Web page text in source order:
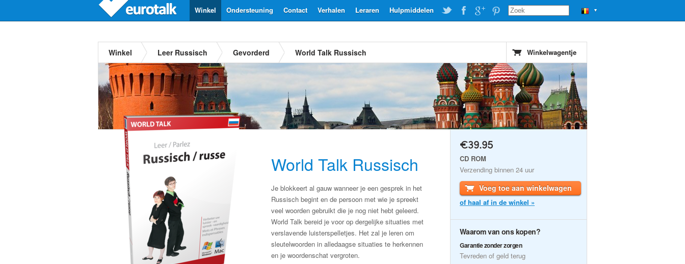
▼
Hulpmiddelen
Leraren
Verhalen
Contact
Ondersteuning
Winkel
Winkel Leer Russisch Gevorderd World Talk Russisch Winkelwagentje
World Talk Russisch
Je blokkeert al gauw wanneer je een gesprek in het
Russisch begint en de persoon met wie je spreekt
veel woorden gebruikt die je nog niet hebt geleerd.
World Talk bereid je voor op dergelijke situaties met
verslavende luisterspelletjes. Het zal je leren om
sleutelwoorden in alledaagse situaties te herkennen
en je woordenschat vergroten.
€39.95
CD ROM
Verzending binnen 24 uur
Voeg toe aan winkelwagen
of haal af in de winkel »
Waarom van ons kopen?
Garantie zonder zorgen
Tevreden of geld terug